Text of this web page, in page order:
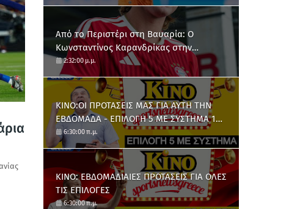
Από το Περιστέρι στη Βαυαρία: O
Κωνσταντίνος Καρανδρίκας στην
Μπάγερν Μονάχου
2:32:00 μ.μ.
ΚΙΝΟ:ΟΙ ΠΡΟΤΑΣΕΙΣ ΜΑΣ ΓΙΑ ΑΥΤΗ ΤΗΝ
ΕΒΔΟΜΑΔΑ - ΕΠΙΛΟΓΗ 5 ΜΕ ΣΥΣΤΗΜΑ 10
ΑΡΙΘΜΩΝ
6:30:00 π.μ.
ΚΙΝΟ: ΕΒΔΟΜΑΔΙΑΙΕΣ ΠΡΟΤΑΣΕΙΣ ΓΙΑ ΟΛΕΣ
ΤΙΣ ΕΠΙΛΟΓΕΣ
6:30:00 π.μ.